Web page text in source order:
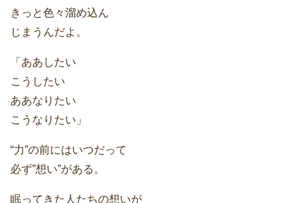
きっと色々溜め込ん
じまうんだよ。
「ああしたい
こうしたい
ああなりたい
こうなりたい」
“力”の前にはいつだって
必ず”想い”がある。
眠ってきた人たちの想いが